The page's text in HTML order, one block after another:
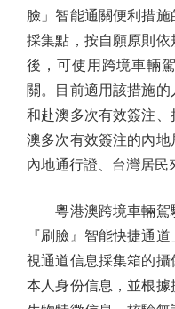
臉」智能通關便利措
採集點，按自願原則
後，可使用跨境車輛
關。目前適用該措施
和赴澳多次有效簽注
澳多次有效簽注的內
內地通行證、台灣居民
粵港澳跨境車輛駕
『刷臉』智能快捷通
視通道信息採集箱的
本人身份信息，並根